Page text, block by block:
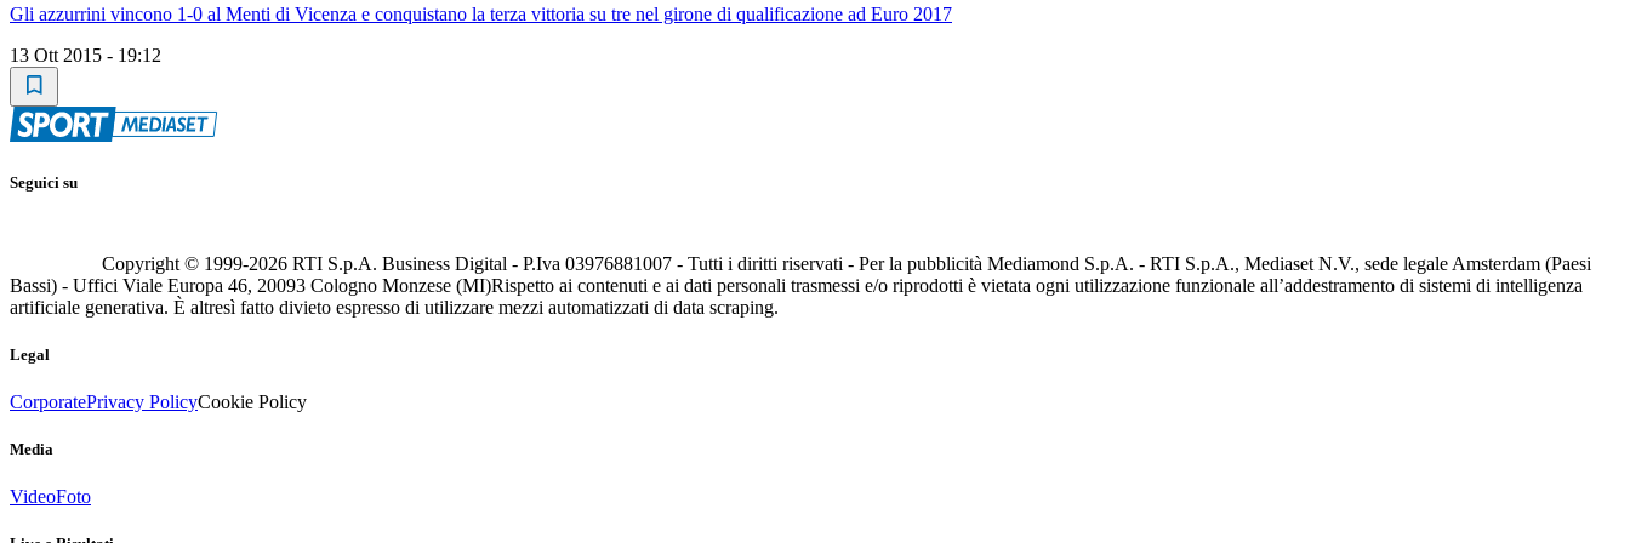
Gli azzurrini vincono 1-0 al Menti di Vicenza e conquistano la terza vittoria su tre nel girone di qualificazione ad Euro 2017
13 Ott 2015 - 19:12
Seguici su
Copyright © 1999-2026 RTI S.p.A. Business Digital - P.Iva 03976881007 - Tutti i diritti riservati - Per la pubblicità Mediamond S.p.A. - RTI S.p.A., Mediaset N.V., sede legale Amsterdam (Paesi
Bassi) - Uffici Viale Europa 46, 20093 Cologno Monzese (MI)Rispetto ai contenuti e ai dati personali trasmessi e/o riprodotti è vietata ogni utilizzazione funzionale all’addestramento di sistemi di intelligenza
artificiale generativa. È altresì fatto divieto espresso di utilizzare mezzi automatizzati di data scraping.
Legal
CorporatePrivacy PolicyCookie Policy
Media
VideoFoto